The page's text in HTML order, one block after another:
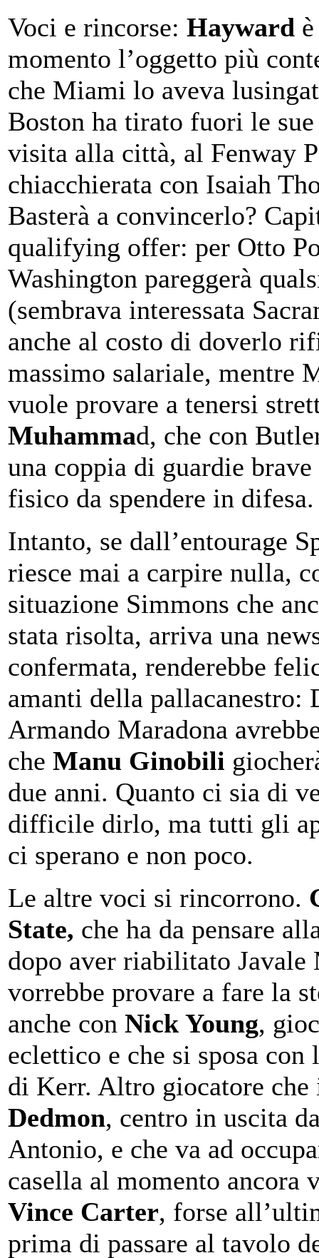
Voci e rincorse: Hayward
momento l’oggetto più
che Miami lo aveva
Boston ha tirato fuori le
visita alla città, al Fenway
chiacchierata con Isaiah
Basterà a convincerlo?
qualifying offer: per Otto
Washington pareggerà
(sembrava interessata
anche al costo di doverlo
massimo salariale, mentre
vuole provare a tenersi
Muhammad, che con
una coppia di guardie brave
fisico da spendere in difesa.
Intanto, se dall’entourage
riesce mai a carpire nulla,
situazione Simmons che
stata risolta, arriva una
confermata, renderebbe
amanti della pallacanestro:
Armando Maradona
che Manu Ginobili
due anni. Quanto ci sia di
difficile dirlo, ma tutti gli
ci sperano e non poco.
Le altre voci si rincorrono.
State, che ha da pensare
dopo aver riabilitato Javale
vorrebbe provare a fare la
anche con Nick Young,
eclettico e che si sposa
di Kerr. Altro giocatore che
Dedmon, centro in uscita
Antonio, e che va ad
casella al momento ancora
Vince Carter, forse
prima di passare al tavolo